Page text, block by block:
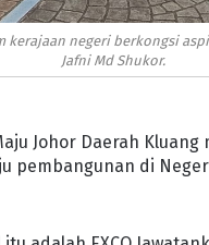
negeri berkongsi
Jafni Md Shukor.
Johor Daerah
pembangunan di